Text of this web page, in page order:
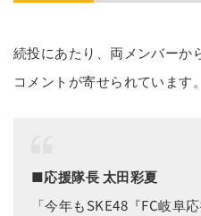
続投にあたり、両メンバーか
コメントが寄せられています。
■応援隊長 太田彩夏
「今年もSKE48『FC岐阜